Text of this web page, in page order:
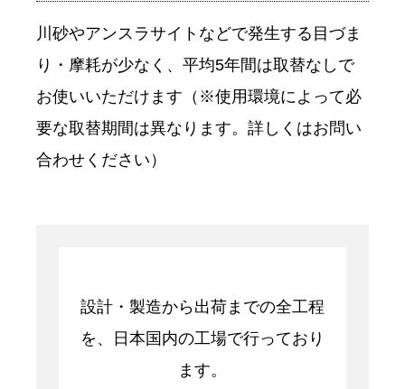
川砂やアンスラサイトなどで発生する目づま
り・摩耗が少なく、平均5年間は取替なしで
お使いいただけます（※使用環境によって必
要な取替期間は異なります。詳しくはお問い
合わせください）
設計・製造から出荷までの全工程
を、日本国内の工場で行っており
ます。